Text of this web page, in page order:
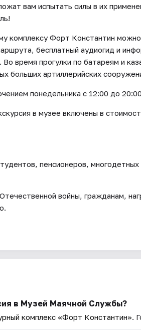
вам испытать силы в их
комплексу Форт Константин
бесплатный аудиогид и
время прогулки по батареям и
больших артиллерийских
понедельника с 12:00 до
в музее включены в
пенсионеров,
войны, гражданам,
в Музей Маячной Службы?
комплекс «Форт Константин».